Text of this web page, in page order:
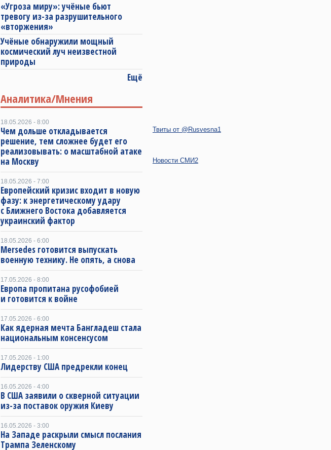
«Угроза миру»: учёные бьют
тревогу из-за разрушительного
«вторжения»
Учёные обнаружили мощный
космический луч неизвестной
природы
Ещё
Аналитика/Мнения
18.05.2026 - 8:00
Чем дольше откладывается
решение, тем сложнее будет его
реализовывать: о масштабной атаке
на Москву
18.05.2026 - 7:00
Европейский кризис входит в новую
фазу: к энергетическому удару
с Ближнего Востока добавляется
украинский фактор
18.05.2026 - 6:00
Mersedes готовится выпускать
военную технику. Не опять, а снова
17.05.2026 - 8:00
Европа пропитана русофобией
и готовится к войне
17.05.2026 - 6:00
Как ядерная мечта Бангладеш стала
национальным консенсусом
17.05.2026 - 1:00
Лидерству США предрекли конец
16.05.2026 - 4:00
В США заявили о скверной ситуации
из-за поставок оружия Киеву
16.05.2026 - 3:00
На Западе раскрыли смысл послания
Трампа Зеленскому
Твиты от @Rusvesna1
Новости СМИ2